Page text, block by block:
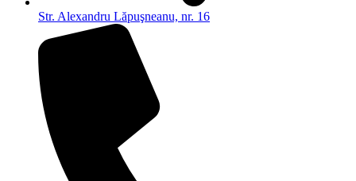
Str. Alexandru Lăpuşneanu, nr. 16